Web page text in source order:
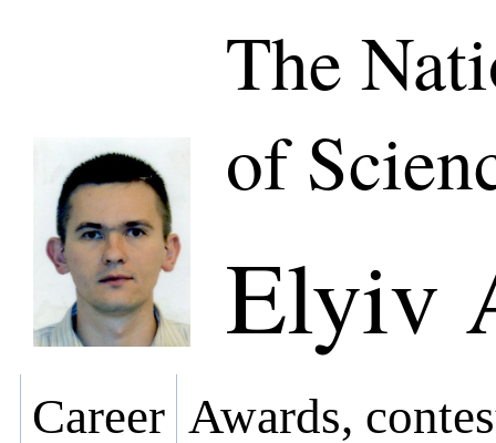
The
of
Elyiv
Career Awards,